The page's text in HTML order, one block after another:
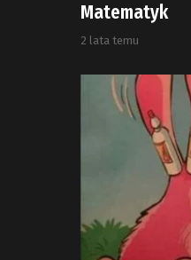
Matematyk
2 lata temu